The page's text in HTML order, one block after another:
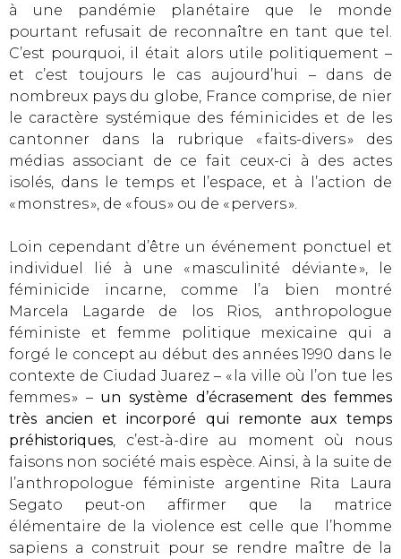
à une pandémie planétaire que le monde
pourtant refusait de reconnaître en tant que tel.
C’est pourquoi, il était alors utile politiquement –
et c’est toujours le cas aujourd’hui – dans de
nombreux pays du globe, France comprise, de nier
le caractère systémique des féminicides et de les
cantonner dans la rubrique « faits-divers » des
médias associant de ce fait ceux-ci à des actes
isolés, dans le temps et l’espace, et à l’action de
« monstres », de « fous » ou de « pervers ».
Loin cependant d’être un événement ponctuel et
individuel lié à une « masculinité déviante », le
féminicide incarne, comme l’a bien montré
Marcela Lagarde de los Rios, anthropologue
féministe et femme politique mexicaine qui a
forgé le concept au début des années 1990 dans le
contexte de Ciudad Juarez – « la ville où l’on tue les
femmes » –un système d’écrasement des femmes
très ancien et incorporé qui remonte aux temps
préhistoriques , c’est-à-dire au moment où nous
faisons non société mais espèce. Ainsi, à la suite de
l’anthropologue féministe argentine Rita Laura
Segato peut-on affirmer que la matrice
élémentaire de la violence est celle que l’homme
sapiens a construit pour se rendre maître de la